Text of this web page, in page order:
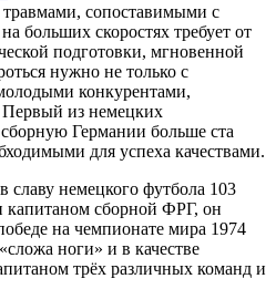
травмами, сопоставимыми с
больших скоростях требует от
подготовки, мгновенной
нужно не только с
конкурентами,
Первый из немецких
Германии больше ста
для успеха качествами.
славу немецкого футбола 103
капитаном сборной ФРГ, он
на чемпионате мира 1974
ноги» и в качестве
трёх различных команд и